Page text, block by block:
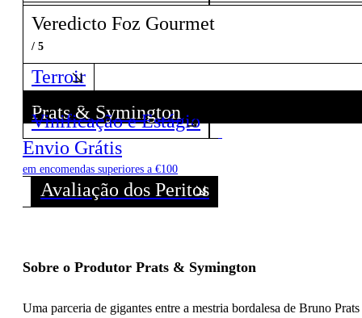
Veredicto Foz Gourmet
/ 5
Terroir
Prats & Symington
Descubra todos os Vinhos deste Produtor!
Vinificação e Estágio
Envio Grátis
em encomendas superiores a €100
Avaliação dos Peritos
Sobre o Produtor Prats & Symington
Uma parceria de gigantes entre a mestria bordalesa de Bruno